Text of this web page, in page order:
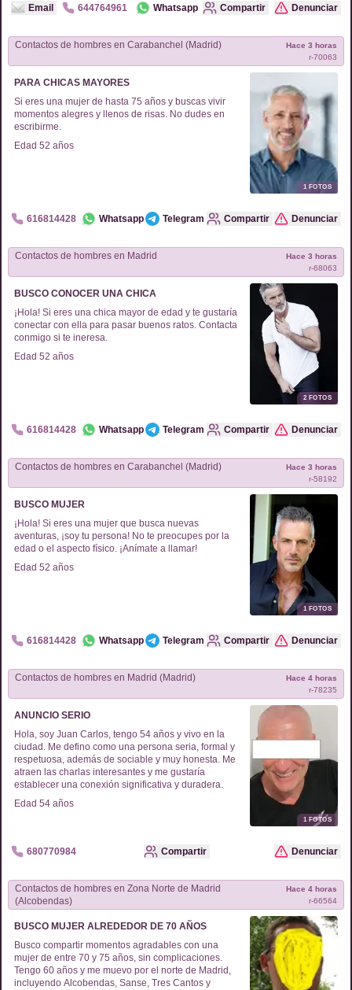
Email 644764961 Whatsapp Compartir Denunciar
Contactos de hombres en Carabanchel (Madrid)
r-70063
Hace 3 horas
PARA CHICAS MAYORES
Si eres una mujer de hasta 75 años y buscas vivir
momentos alegres y llenos de risas. No dudes en
escribirme.
Edad 52 años
1FOTOS
616814428 Whatsapp Telegram Compartir Denunciar
Contactos de hombres en Madrid
r-68063
Hace 3 horas
BUSCO CONOCER UNA CHICA
¡Hola! Si eres una chica mayor de edad y te gustaría
conectar con ella para pasar buenos ratos. Contacta
conmigo si te ineresa.
Edad 52 años
2 FOTOS
616814428 Whatsapp Telegram Compartir Denunciar
Contactos de hombres en Carabanchel (Madrid)
r-58192
Hace 3 horas
BUSCO MUJER
¡Hola! Si eres una mujer que busca nuevas
aventuras, ¡soy tu persona! No te preocupes por la
edad o el aspecto físico. ¡Anímate a llamar!
Edad 52 años
1FOTOS
616814428 Whatsapp Telegram Compartir Denunciar
Contactos de hombres en Madrid (Madrid)
r-78235
Hace 4 horas
ANUNCIO SERIO
Hola, soy Juan Carlos, tengo 54 años y vivo en la
ciudad. Me defino como una persona seria, formal y
respetuosa, además de sociable y muy honesta. Me
atraen las charlas interesantes y me gustaría
establecer una conexión significativa y duradera.
Edad 54 años
1FOTOS
680770984 Compartir Denunciar
Contactos de hombres en Zona Norte de Madrid
(Alcobendas)
r-66564
Hace 4 horas
BUSCO MUJER ALREDEDOR DE 70 AÑOS
Busco compartir momentos agradables con una
mujer de entre 70 y 75 años, sin complicaciones.
Tengo 60 años y me muevo por el norte de Madrid,
incluyendo Alcobendas, Sanse, Tres Cantos y